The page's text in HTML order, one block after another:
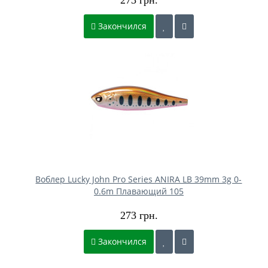
Закончился
Воблер Lucky John Pro Series ANIRA LB 39mm 3g 0-
0.6m Плавающий 105
273 грн.
Закончился